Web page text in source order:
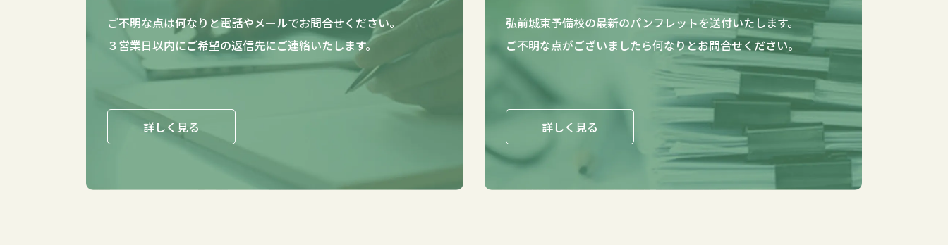
ご不明な点は何なりと電話やメールでお問合せください。
３営業日以内にご希望の返信先にご連絡いたします。
詳しく見る
弘前城東予備校の最新のパンフレットを送付いたします。
ご不明な点がございましたら何なりとお問合せください。
詳しく見る